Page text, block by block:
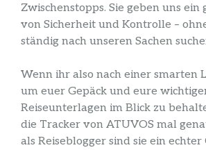
Zwischenstopps. Sie geben uns ein
von Sicherheit und Kontrolle –
ständig nach unseren Sachen
Wenn ihr also nach einer smarten
um euer Gepäck und eure
Reiseunterlagen im Blick zu
die Tracker von ATUVOS mal
als Reiseblogger sind sie ein